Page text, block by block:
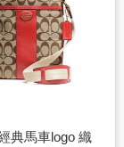
典馬車logo 織